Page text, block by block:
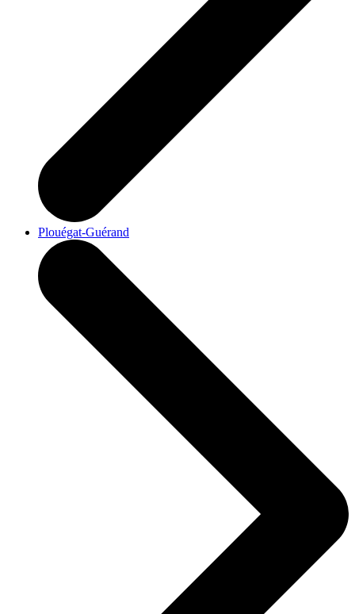
Plouégat-Guérand